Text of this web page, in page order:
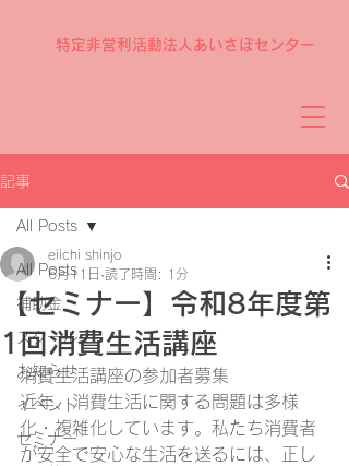
特定非営利活動法人あいさぽセンター
記事
All Posts
補助金
スクール
お知らせ
イベント
セミナー
All Posts
【セミナー】令和8年度第
1回消費生活講座
eiichi shinjo
6月11日 読了時間: 1分
消費生活講座の参加者募集
近年、消費生活に関する問題は多様
化・複雑化しています。私たち消費者
が安全で安心な生活を送るには、正し